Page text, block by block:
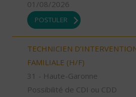
01/08/2026
POSTULER
TECHNICIEN
FAMILIALE (H/F)
31 - Haute-Garonne
Possibilité de CDI ou CDD